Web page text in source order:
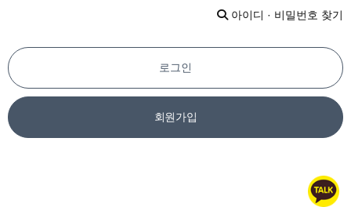
아이디 · 비밀번호 찾기
로그인
회원가입